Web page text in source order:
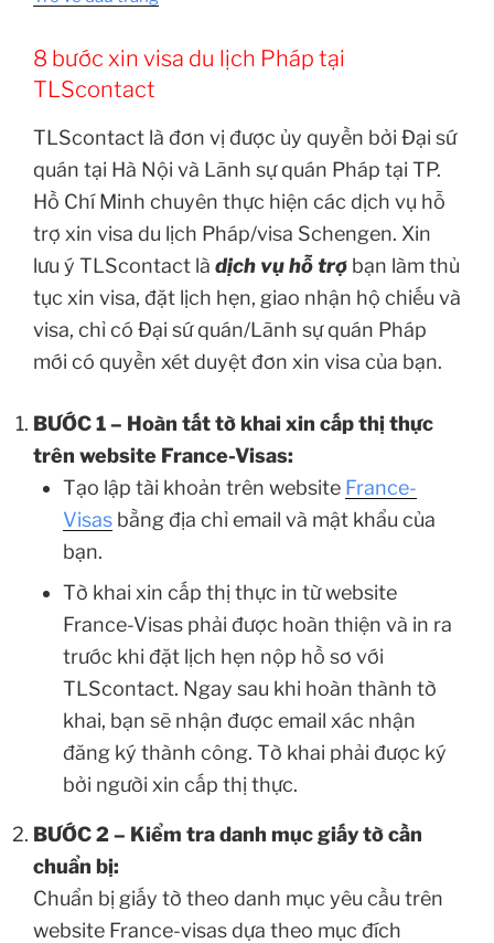
8 bước xin visa du lịch Pháp tại
TLScontact
TLScontact là đơn vị được ủy quyền bởi Đại sứ
quán tại Hà Nội và Lãnh sự quán Pháp tại TP.
Hồ Chí Minh chuyên thực hiện các dịch vụ hỗ
trợ xin visa du lịch Pháp/visa Schengen. Xin
lưu ý TLScontact là dịch vụ hỗ trợ bạn làm thủ
tục xin visa, đặt lịch hẹn, giao nhận hộ chiếu và
visa, chỉ có Đại sứ quán/Lãnh sự quán Pháp
mới có quyền xét duyệt đơn xin visa của bạn.
BƯỚC 1 – Hoàn tất tờ khai xin cấp thị thực
trên website France-Visas:
Tạo lập tài khoản trên website France-
Visas bằng địa chỉ email và mật khẩu của
bạn.
Tờ khai xin cấp thị thực in từ website
France-Visas phải được hoàn thiện và in ra
trước khi đặt lịch hẹn nộp hồ sơ với
TLScontact. Ngay sau khi hoàn thành tờ
khai, bạn sẽ nhận được email xác nhận
đăng ký thành công. Tờ khai phải được ký
bởi người xin cấp thị thực.
BƯỚC 2 – Kiểm tra danh mục giấy tờ cần
chuẩn bị:
Chuẩn bị giấy tờ theo danh mục yêu cầu trên
website France-visas dựa theo mục đích